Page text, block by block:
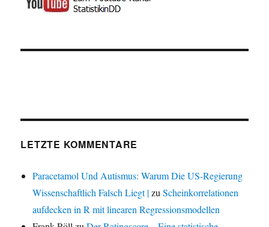
LETZTE KOMMENTARE
Paracetamol Und Autismus: Warum Die US-Regierung
Wissenschaftlich Falsch Liegt |zuScheinkorrelationen
aufdecken in R mit linearen Regressionsmodellen